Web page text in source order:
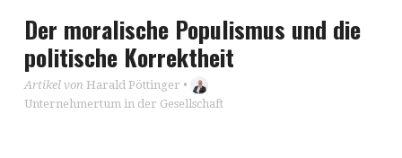
Der moralische Populismus und die
politische Korrektheit
Artikel von Harald Pöttinger •
Unternehmertum in der Gesellschaft